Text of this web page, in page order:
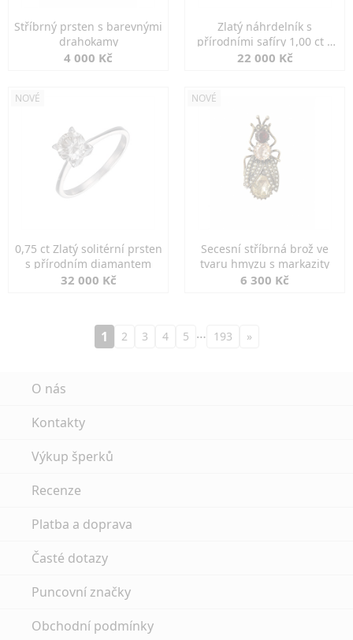
Stříbrný prsten s barevnými
drahokamy
4 000 Kč
Zlatý náhrdelník s
přírodními safíry 1,00 ct a
diamanty
22 000 Kč
NOVÉ
0,75 ct Zlatý solitérní prsten
s přírodním diamantem
32 000 Kč
NOVÉ
Secesní stříbrná brož ve
tvaru hmyzu s markazity
6 300 Kč
1 2 3 4 5 … 193 »
O nás
Kontakty
Výkup šperků
Recenze
Platba a doprava
Časté dotazy
Puncovní značky
Obchodní podmínky